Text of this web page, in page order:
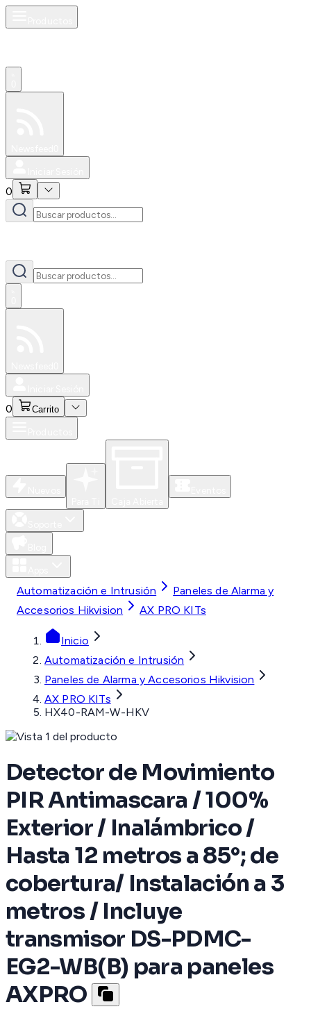
0
0 Carrito
Automatización e Intrusión
Paneles de Alarma y
Accesorios Hikvision
AX PRO KITs
Inicio
Automatización e Intrusión
Paneles de Alarma y Accesorios Hikvision
AX PRO KITs
HX40-RAM-W-HKV
Detector de Movimiento
PIR Antimascara / 100%
Exterior / Inalámbrico /
Hasta 12 metros a 85°; de
cobertura/ Instalación a 3
metros / Incluye
transmisor DS-PDMC-
EG2-WB(B) para paneles
AXPRO